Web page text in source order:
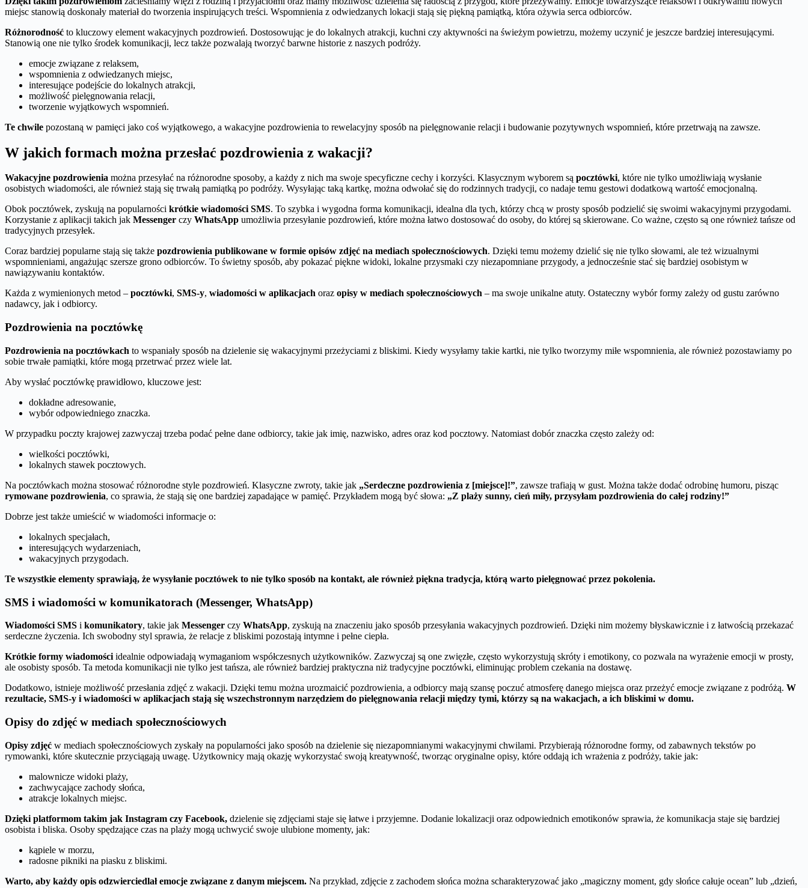
miejsc stanowią doskonały materiał do tworzenia inspirujących treści. Wspomnienia z odwiedzanych lokacji stają się piękną pamiątką, która ożywia serca odbiorców.
Różnorodność to kluczowy element wakacyjnych pozdrowień. Dostosowując je do lokalnych atrakcji, kuchni czy aktywności na świeżym powietrzu, możemy uczynić je jeszcze bardziej interesującymi.
Stanowią one nie tylko środek komunikacji, lecz także pozwalają tworzyć barwne historie z naszych podróży.
emocje związane z relaksem,
wspomnienia z odwiedzanych miejsc,
interesujące podejście do lokalnych atrakcji,
możliwość pielęgnowania relacji,
tworzenie wyjątkowych wspomnień.
Te chwile pozostaną w pamięci jako coś wyjątkowego, a wakacyjne pozdrowienia to rewelacyjny sposób na pielęgnowanie relacji i budowanie pozytywnych wspomnień, które przetrwają na zawsze.
W jakich formach można przesłać pozdrowienia z wakacji?
Wakacyjne pozdrowienia można przesyłać na różnorodne sposoby, a każdy z nich ma swoje specyficzne cechy i korzyści. Klasycznym wyborem są pocztówki, które nie tylko umożliwiają wysłanie
osobistych wiadomości, ale również stają się trwałą pamiątką po podróży. Wysyłając taką kartkę, można odwołać się do rodzinnych tradycji, co nadaje temu gestowi dodatkową wartość emocjonalną.
Obok pocztówek, zyskują na popularności krótkie wiadomości SMS. To szybka i wygodna forma komunikacji, idealna dla tych, którzy chcą w prosty sposób podzielić się swoimi wakacyjnymi przygodami.
Korzystanie z aplikacji takich jak Messenger czy WhatsApp umożliwia przesyłanie pozdrowień, które można łatwo dostosować do osoby, do której są skierowane. Co ważne, często są one również tańsze od
tradycyjnych przesyłek.
Coraz bardziej popularne stają się także pozdrowienia publikowane w formie opisów zdjęć na mediach społecznościowych. Dzięki temu możemy dzielić się nie tylko słowami, ale też wizualnymi
wspomnieniami, angażując szersze grono odbiorców. To świetny sposób, aby pokazać piękne widoki, lokalne przysmaki czy niezapomniane przygody, a jednocześnie stać się bardziej osobistym w
nawiązywaniu kontaktów.
Każda z wymienionych metod – pocztówki, SMS-y, wiadomości w aplikacjach oraz opisy w mediach społecznościowych – ma swoje unikalne atuty. Ostateczny wybór formy zależy od gustu zarówno
nadawcy, jak i odbiorcy.
Pozdrowienia na pocztówkę
Pozdrowienia na pocztówkach to wspaniały sposób na dzielenie się wakacyjnymi przeżyciami z bliskimi. Kiedy wysyłamy takie kartki, nie tylko tworzymy miłe wspomnienia, ale również pozostawiamy po
sobie trwałe pamiątki, które mogą przetrwać przez wiele lat.
Aby wysłać pocztówkę prawidłowo, kluczowe jest:
dokładne adresowanie,
wybór odpowiedniego znaczka.
W przypadku poczty krajowej zazwyczaj trzeba podać pełne dane odbiorcy, takie jak imię, nazwisko, adres oraz kod pocztowy. Natomiast dobór znaczka często zależy od:
wielkości pocztówki,
lokalnych stawek pocztowych.
Na pocztówkach można stosować różnorodne style pozdrowień. Klasyczne zwroty, takie jak „Serdeczne pozdrowienia z [miejsce]!”, zawsze trafiają w gust. Można także dodać odrobinę humoru, pisząc
rymowane pozdrowienia, co sprawia, że stają się one bardziej zapadające w pamięć. Przykładem mogą być słowa: „Z plaży sunny, cień miły, przysyłam pozdrowienia do całej rodziny!”
Dobrze jest także umieścić w wiadomości informacje o:
lokalnych specjałach,
interesujących wydarzeniach,
wakacyjnych przygodach.
Te wszystkie elementy sprawiają, że wysyłanie pocztówek to nie tylko sposób na kontakt, ale również piękna tradycja, którą warto pielęgnować przez pokolenia.
SMS i wiadomości w komunikatorach (Messenger, WhatsApp)
Wiadomości SMS i komunikatory, takie jak Messenger czy WhatsApp, zyskują na znaczeniu jako sposób przesyłania wakacyjnych pozdrowień. Dzięki nim możemy błyskawicznie i z łatwością przekazać
serdeczne życzenia. Ich swobodny styl sprawia, że relacje z bliskimi pozostają intymne i pełne ciepła.
Krótkie formy wiadomości idealnie odpowiadają wymaganiom współczesnych użytkowników. Zazwyczaj są one zwięzłe, często wykorzystują skróty i emotikony, co pozwala na wyrażenie emocji w prosty,
ale osobisty sposób. Ta metoda komunikacji nie tylko jest tańsza, ale również bardziej praktyczna niż tradycyjne pocztówki, eliminując problem czekania na dostawę.
Dodatkowo, istnieje możliwość przesłania zdjęć z wakacji. Dzięki temu można urozmaicić pozdrowienia, a odbiorcy mają szansę poczuć atmosferę danego miejsca oraz przeżyć emocje związane z podróżą. W
rezultacie, SMS-y i wiadomości w aplikacjach stają się wszechstronnym narzędziem do pielęgnowania relacji między tymi, którzy są na wakacjach, a ich bliskimi w domu.
Opisy do zdjęć w mediach społecznościowych
Opisy zdjęć w mediach społecznościowych zyskały na popularności jako sposób na dzielenie się niezapomnianymi wakacyjnymi chwilami. Przybierają różnorodne formy, od zabawnych tekstów po
rymowanki, które skutecznie przyciągają uwagę. Użytkownicy mają okazję wykorzystać swoją kreatywność, tworząc oryginalne opisy, które oddają ich wrażenia z podróży, takie jak:
malownicze widoki plaży,
zachwycające zachody słońca,
atrakcje lokalnych miejsc.
Dzięki platformom takim jak Instagram czy Facebook, dzielenie się zdjęciami staje się łatwe i przyjemne. Dodanie lokalizacji oraz odpowiednich emotikonów sprawia, że komunikacja staje się bardziej
osobista i bliska. Osoby spędzające czas na plaży mogą uchwycić swoje ulubione momenty, jak:
kąpiele w morzu,
radosne pikniki na piasku z bliskimi.
Warto, aby każdy opis odzwierciedlał emocje związane z danym miejscem. Na przykład, zdjęcie z zachodem słońca można scharakteryzować jako „magiczny moment, gdy słońce całuje ocean” lub „dzień,